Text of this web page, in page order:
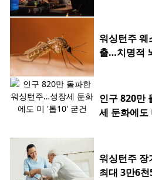
워싱턴주 웨
출…치명적
인구 820만
세 둔화에도
워싱턴주
최대 3만6